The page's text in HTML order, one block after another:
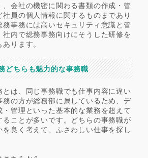
会社の機密に関わる書類の作成・管
員の個人情報に関するものまであり
務事務には高いセキュリティ意識と管
内で総務事務向けにそうした研修を
ります。
どちらも魅力的な事務職
は、同じ事務職でも仕事内容に違い
務の方が総務部に属しているため、デ
・管理といった基本的な業務を超えて
ることが多いです。どちらの事務職が
を良く考えて、ふさわしい仕事を探し